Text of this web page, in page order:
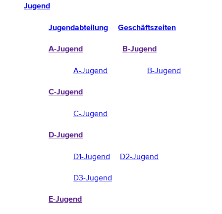
Jugend
Jugendabteilung Geschäftszeiten
A-Jugend
A-Jugend
B-Jugend
B-Jugend
C-Jugend
C-Jugend
D-Jugend
D1-Jugend
D2-Jugend
D3-Jugend
E-Jugend